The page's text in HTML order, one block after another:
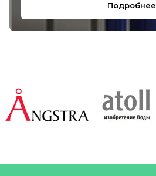
Подробнее